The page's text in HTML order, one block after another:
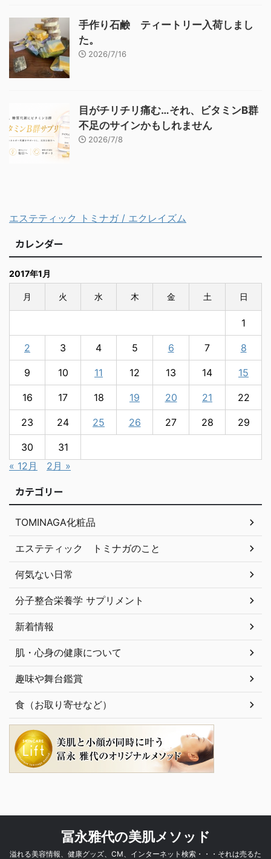
手作り石鹸 ティートリー入荷しまし
た。
2026/7/16
目がチリチリ痛む…それ、ビタミンB群
不足のサインかもしれません
2026/7/8
エステティック トミナガ / エクレイズム
カレンダー
2017年1月
月 火 水 木 金 土 日
1
2 3 4 5 6 7 8
9 10 11 12 13 14 15
16 17 18 19 20 21 22
23 24 25 26 27 28 29
30
31
« 12月
2月 »
カテゴリー
TOMINAGA化粧品
エステティック トミナガのこと
何気ない日常
分子整合栄養学 サプリメント
新着情報
肌・心身の健康について
趣味や舞台鑑賞
食（お取り寄せなど）
冨永雅代の美肌メソッド
溢れる美容情報、健康グッズ、CM、インターネット検索・・・それは売るた